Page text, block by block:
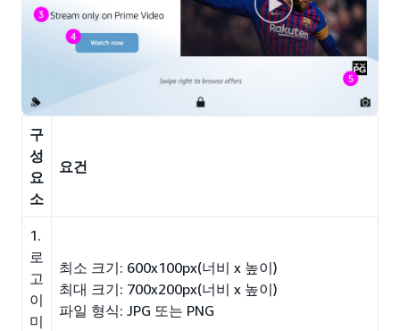
구
성
요
소
요건
1.
로
고
이
미
최소 크기: 600x100px(너비 x 높이)
최대 크기: 700x200px(너비 x 높이)
파일 형식: JPG 또는 PNG